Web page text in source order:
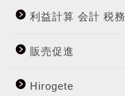
利益計算 会計 税務
販売促進
Hirogete